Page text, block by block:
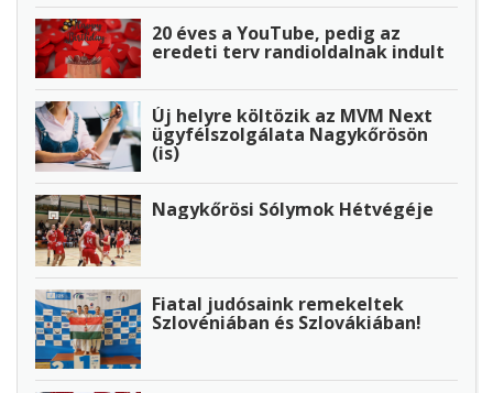
20 éves a YouTube, pedig az
eredeti terv randioldalnak indult
Új helyre költözik az MVM Next
ügyfélszolgálata Nagykőrösön
(is)
Nagykőrösi Sólymok Hétvégéje
Fiatal judósaink remekeltek
Szlovéniában és Szlovákiában!